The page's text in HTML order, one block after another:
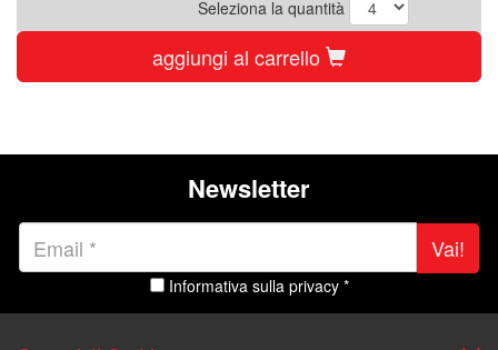
Seleziona la quantità
aggiungi al carrello
Newsletter
Vai!
Informativa sulla privacy *